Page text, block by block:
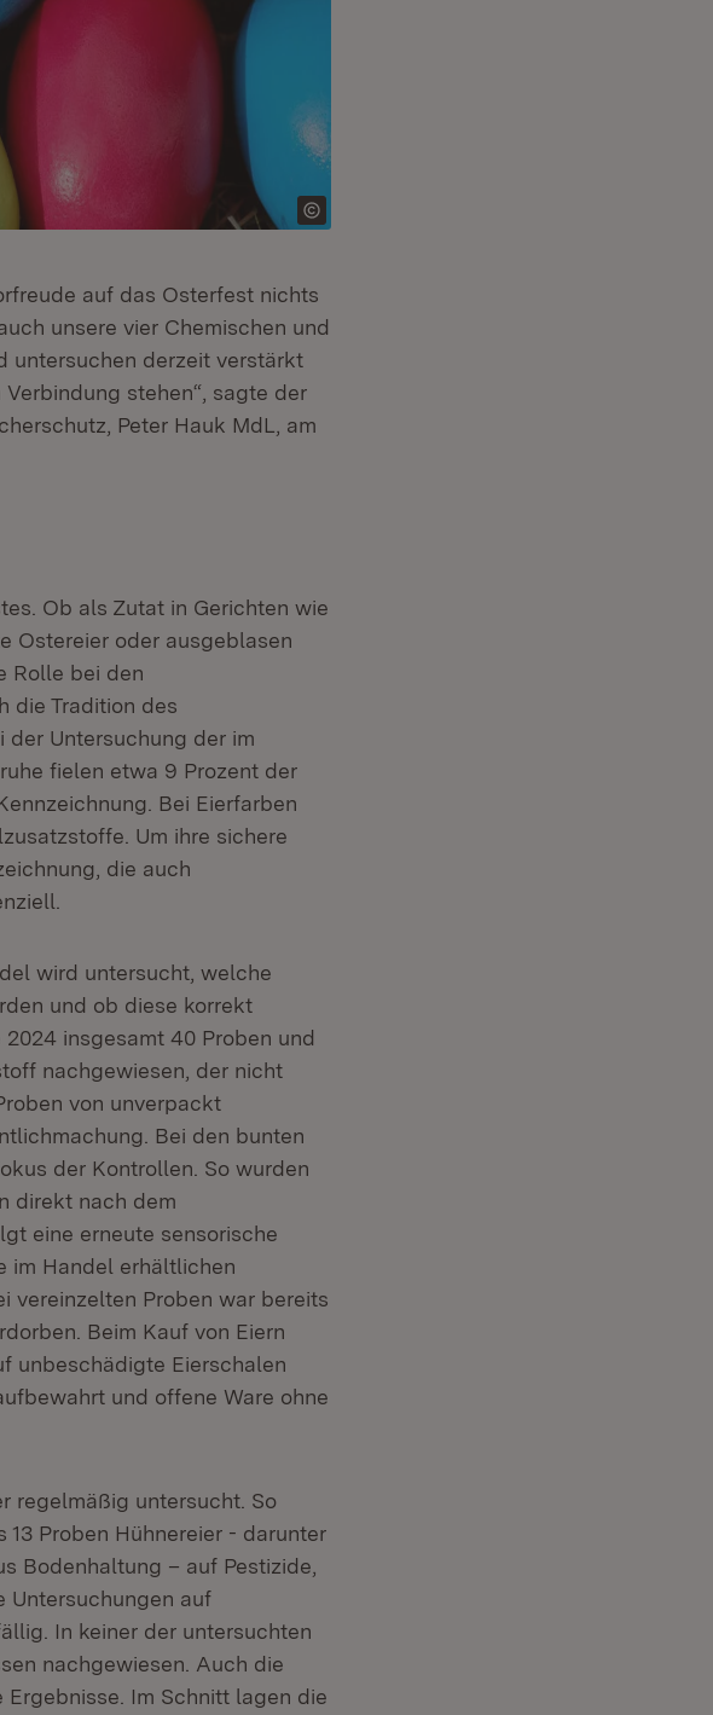
auf das Osterfest nichts
unsere vier Chemischen und
untersuchen derzeit verstärkt
stehen“, sagte der
Peter Hauk MdL, am
Ob als Zutat in Gerichten wie
Ostereier oder ausgeblasen
Rolle bei den
die Tradition des
der Untersuchung der im
fielen etwa 9 Prozent der
Bei Eierfarben
Um ihre sichere
die auch
wird untersucht, welche
und ob diese korrekt
insgesamt 40 Proben und
nachgewiesen, der nicht
von unverpackt
Bei den bunten
der Kontrollen. So wurden
direkt nach dem
eine erneute sensorische
im Handel erhältlichen
vereinzelten Proben war bereits
Beim Kauf von Eiern
unbeschädigte Eierschalen
und offene Ware ohne
regelmäßig untersucht. So
Proben Hühnereier - darunter
Bodenhaltung – auf Pestizide,
Untersuchungen auf
In keiner der untersuchten
nachgewiesen. Auch die
Im Schnitt lagen die